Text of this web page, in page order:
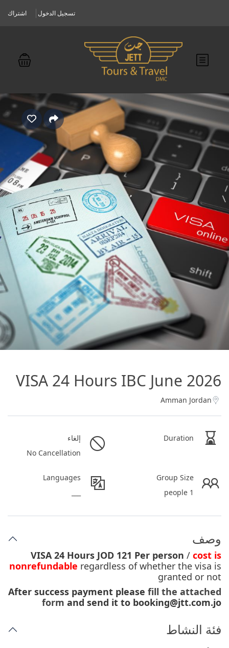
تسجيل الدخول اشتراك
VISA 24 Hours IBC June 2026
Amman Jordan
Duration
إلغاء
No Cancellation
Group Size
1 people
Languages
وصف
VISA 24 Hours JOD 121 Per person / cost is
nonrefundable regardless of whether the visa is
granted or not
After success payment please fill the attached
form and send it to booking@jtt.com.jo
فئة النشاط